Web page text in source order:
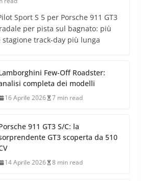
Sport S 5 per Porsche 911 GT3
per pista sul bagnato: più
track-day più lunga
Few-Off Roadster:
completa dei modelli
16 Aprile 2026 7 min read
911 GT3 S/C: la
GT3 scoperta da 510
14 Aprile 2026 8 min read